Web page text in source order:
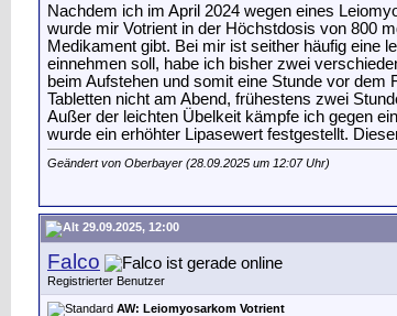
Nachdem ich im April 2024 wegen eines
wurde mir Votrient in der Höchstdosis von 800
Medikament gibt. Bei mir ist seither häufig eine
einnehmen soll, habe ich bisher zwei
beim Aufstehen und somit eine Stunde vor
Tabletten nicht am Abend, frühestens zwei
Außer der leichten Übelkeit kämpfe ich gegen
wurde ein erhöhter Lipasewert festgestellt.
Geändert von Oberbayer (28.09.2025 um 12:07Uhr)
29.09.2025, 12:00
Falco
Registrierter Benutzer
AW: Leiomyosarkom Votrient